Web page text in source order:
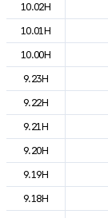
10.02H
10.01H
10.00H
9.23H
9.22H
9.21H
9.20H
9.19H
9.18H